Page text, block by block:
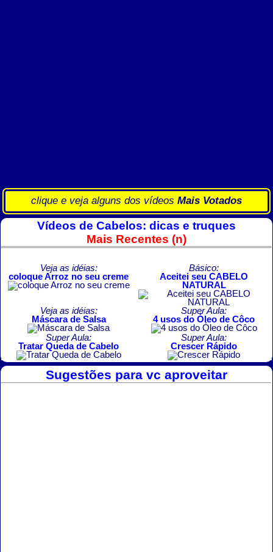
clique e veja alguns dos vídeos Mais Votados
Vídeos de Cabelos: dicas e truques
Mais Recentes (n)
Veja as idéias:
coloque Arroz no seu creme
Básico:
Aceitei seu CABELO
NATURAL
Veja as idéias:
Máscara de Salsa
Super Aula:
4 usos do Óleo de Côco
Super Aula:
Tratar Queda de Cabelo
Super Aula:
Crescer Rápido
Sugestões para vc aproveitar